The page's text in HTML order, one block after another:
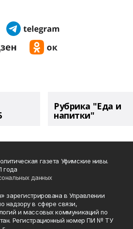
Рубрика "Еда и
напитки"
газета Уфимские нивы.
года
данных
зарегистрирована в Управлении
надзору в сфере связи,
и массовых коммуникаций по
Регистрационный номер ПИ № ТУ